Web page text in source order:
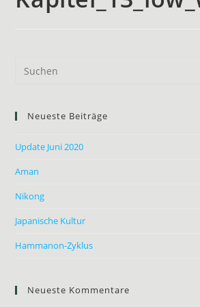
Neueste Beiträge
Update Juni 2020
Aman
Nikong
Japanische Kultur
Hammanon-Zyklus
Neueste Kommentare